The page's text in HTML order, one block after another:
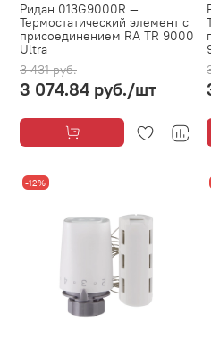
Ридан 013G9000R —
Термостатический элемент с
присоединением RA TR 9000
Ultra
3 431 руб.
3 074.84 руб./шт
-12%